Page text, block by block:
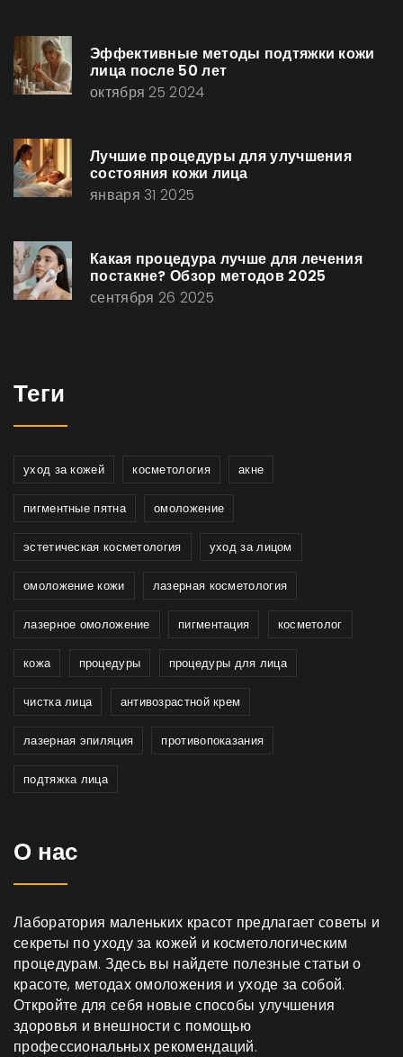
Эффективные методы подтяжки кожи
лица после 50 лет
октября 25 2024
Лучшие процедуры для улучшения
состояния кожи лица
января 31 2025
Какая процедура лучше для лечения
постакне? Обзор методов 2025
сентября 26 2025
Теги
уход за кожей косметология акне
пигментные пятна омоложение
эстетическая косметология уход за лицом
омоложение кожи лазерная косметология
лазерное омоложение пигментация косметолог
кожа процедуры процедуры для лица
чистка лица антивозрастной крем
лазерная эпиляция противопоказания
подтяжка лица
О нас
Лаборатория маленьких красот предлагает советы и
секреты по уходу за кожей и косметологическим
процедурам. Здесь вы найдете полезные статьи о
красоте, методах омоложения и уходе за собой.
Откройте для себя новые способы улучшения
здоровья и внешности с помощью
профессиональных рекомендаций.